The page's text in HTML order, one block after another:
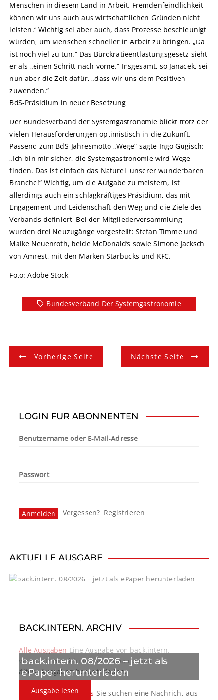
Menschen in diesem Land in Arbeit. Fremdenfeindlichkeit
können wir uns auch aus wirtschaftlichen Gründen nicht
leisten.“ Wichtig sei aber auch, dass Prozesse beschleunigt
würden, um Menschen schneller in Arbeit zu bringen. „Da
ist noch viel zu tun.“ Das Bürokratieentlastungsgesetz sieht
er als „einen Schritt nach vorne.“ Insgesamt, so Janacek, sei
nun aber die Zeit dafür, „dass wir uns dem Positiven
zuwenden.“
BdS-Präsidium in neuer Besetzung
Der Bundesverband der Systemgastronomie blickt trotz der
vielen Herausforderungen optimistisch in die Zukunft.
Passend zum BdS-Jahresmotto „Wege“ sagte Ingo Gugisch:
„Ich bin mir sicher, die Systemgastronomie wird Wege
finden. Das ist einfach das Naturell unserer wunderbaren
Branche!“ Wichtig, um die Aufgabe zu meistern, ist
allerdings auch ein schlagkräftiges Präsidium, das mit
Engagement und Leidenschaft den Weg und die Ziele des
Verbands definiert. Bei der Mitgliederversammlung
wurden drei Neuzugänge vorgestellt: Stefan Timme und
Maike Neuenroth, beide McDonald’s sowie Simone Jacksch
von Amrest, mit den Marken Starbucks und KFC.
Foto: Adobe Stock
Bundesverband Der Systemgastronomie
B
n
i
g
n
Vorherige Seite Nächste Seite
LOGIN FÜR ABONNENTEN
Benutzername oder E-Mail-Adresse
Passwort
Vergessen? Registrieren
AKTUELLE AUSGABE
back.intern. 08/2026 – jetzt als
ePaper herunterladen
Ausgabe lesen
BACK.INTERN. ARCHIV
Alle Ausgaben Eine Ausgabe von back.intern.
verpasst? Hier können sich Abonnenten
ältere Ausgaben herunterladen.
back.intern. Top-News Sie suchen eine Nachricht aus